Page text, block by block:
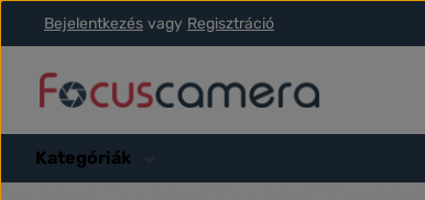
a fő tartalomra
Ugrás a kereséshez
Ugrás a fő navigációhoz
Bejelentkezés vagy Regisztráció
Kategóriák